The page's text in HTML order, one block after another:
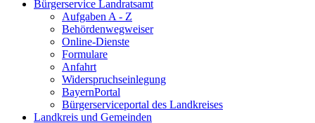
Bürgerservice Landratsamt
Aufgaben A - Z
Behördenwegweiser
Online-Dienste
Formulare
Anfahrt
Widerspruchseinlegung
BayernPortal
Bürgerserviceportal des Landkreises
Landkreis und Gemeinden